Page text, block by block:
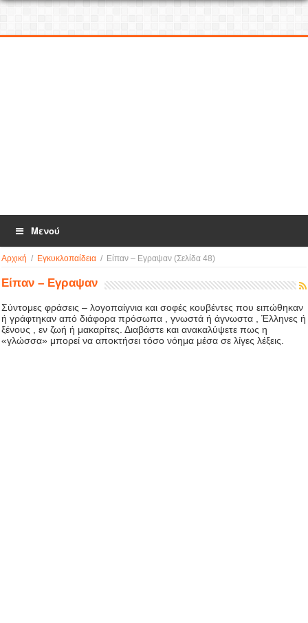
Μενού
Αρχική / Εγκυκλοπαίδεια / Είπαν – Εγραψαν (Σελίδα 48)
Είπαν – Εγραψαν
Σύντομες φράσεις – λογοπαίγνια και σοφές κουβέντες που ειπώθηκαν
ή γράφτηκαν από διάφορα πρόσωπα , γνωστά ή άγνωστα , Έλληνες ή
ξένους , εν ζωή ή μακαρίτες. Διαβάστε και ανακαλύψετε πως η
«γλώσσα» μπορεί να αποκτήσει τόσο νόημα μέσα σε λίγες λέξεις.